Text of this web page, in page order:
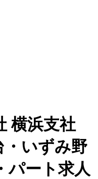
横浜支社
・いずみ野
パート求人